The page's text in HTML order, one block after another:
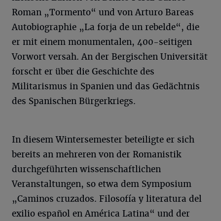
Roman „Tormento“ und von Arturo Bareas
Autobiographie „La forja de un rebelde“, die
er mit einem monumentalen, 400-seitigen
Vorwort versah. An der Bergischen Universität
forscht er über die Geschichte des
Militarismus in Spanien und das Gedächtnis
des Spanischen Bürgerkriegs.
In diesem Wintersemester beteiligte er sich
bereits an mehreren von der Romanistik
durchgeführten wissenschaftlichen
Veranstaltungen, so etwa dem Symposium
„Caminos cruzados. Filosofía y literatura del
exilio español en América Latina“ und der